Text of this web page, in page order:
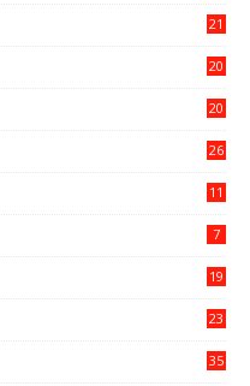
21
20
20
26
11
7
19
23
35